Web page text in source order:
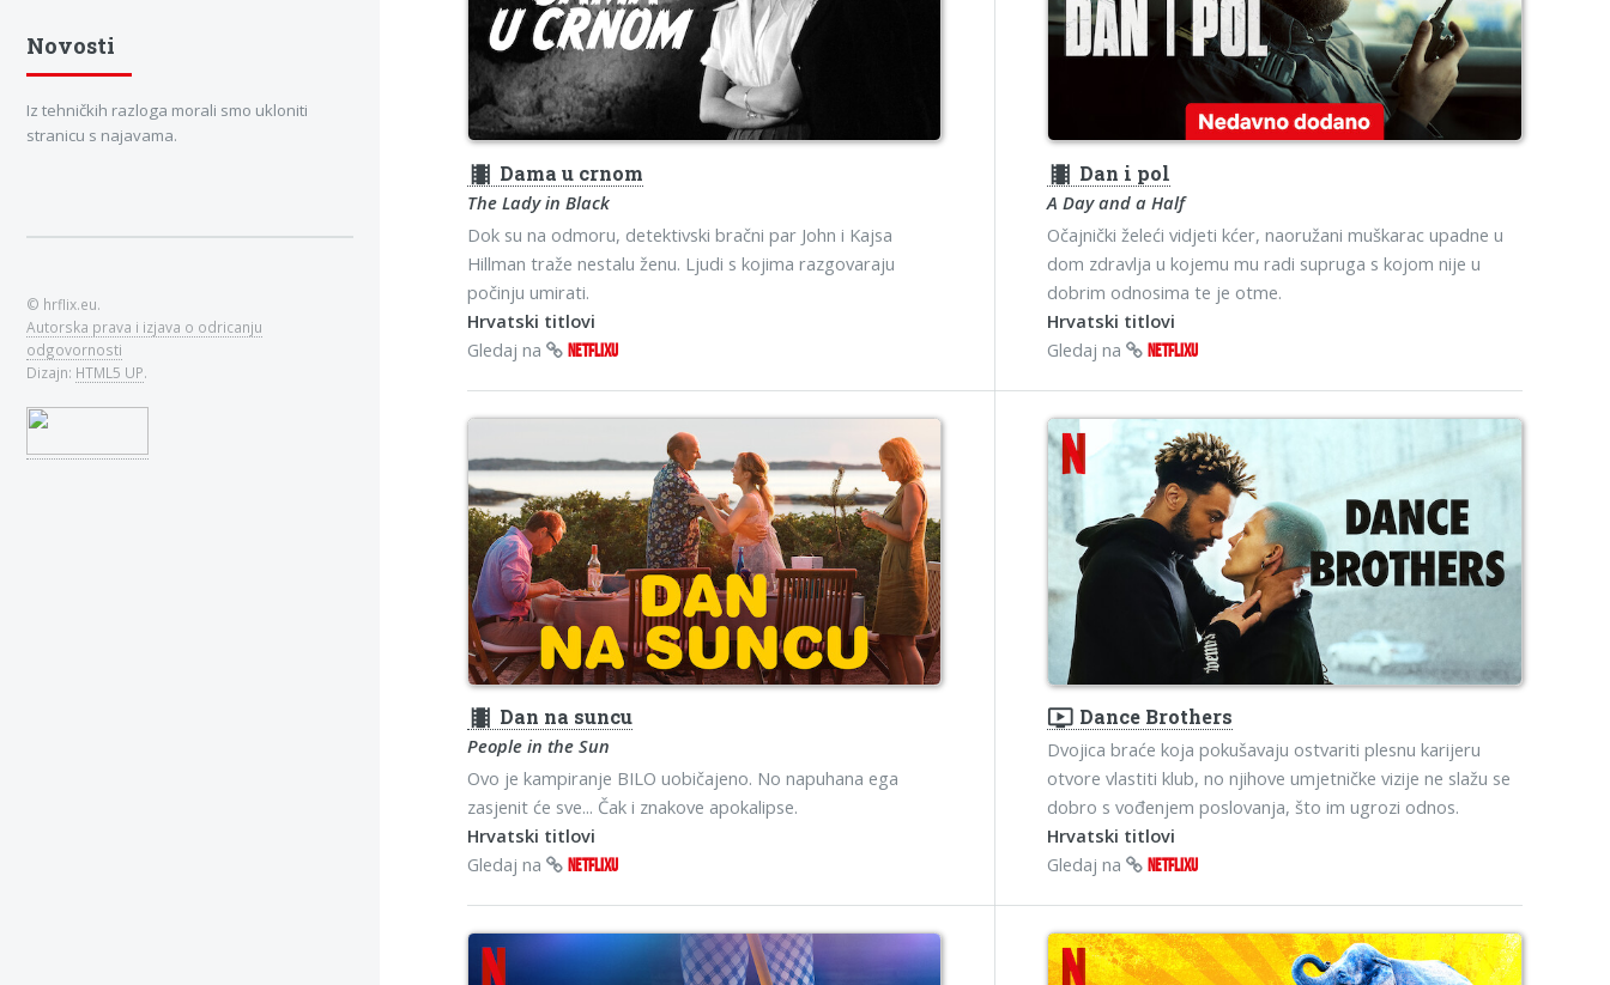
theaters Dama u crnom
The Lady in Black
Dok su na odmoru, detektivski bračni par John i Kajsa
Hillman traže nestalu ženu. Ljudi s kojima razgovaraju
počinju umirati.
Hrvatski titlovi
Gledaj na
NETFLIXU
theaters Dan i pol
A Day and a Half
Očajnički želeći vidjeti kćer, naoružani muškarac upadne u
dom zdravlja u kojemu mu radi supruga s kojom nije u
dobrim odnosima te je otme.
Hrvatski titlovi
Gledaj na
NETFLIXU
theaters Dan na suncu
People in the Sun
Ovo je kampiranje BILO uobičajeno. No napuhana ega
zasjenit će sve... Čak i znakove apokalipse.
Hrvatski titlovi
Gledaj na
NETFLIXU
ondemand_video Dance Brothers
Dvojica braće koja pokušavaju ostvariti plesnu karijeru
otvore vlastiti klub, no njihove umjetničke vizije ne slažu se
dobro s vođenjem poslovanja, što im ugrozi odnos.
Hrvatski titlovi
Gledaj na
NETFLIXU
Novosti
Iz tehničkih razloga morali smo ukloniti
stranicu s najavama.
© hrflix.eu.
Autorska prava i izjava o odricanju
odgovornosti
Dizajn: HTML5 UP.